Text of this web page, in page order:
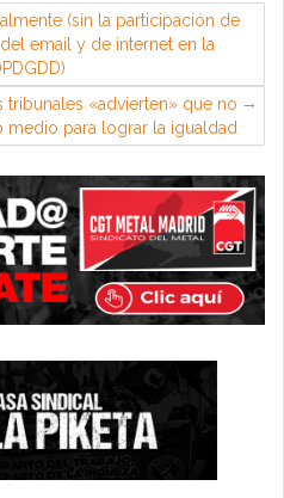
(sin la participación de
email y de internet en la
tribunales «advierten» que no
para lograr la igualdad